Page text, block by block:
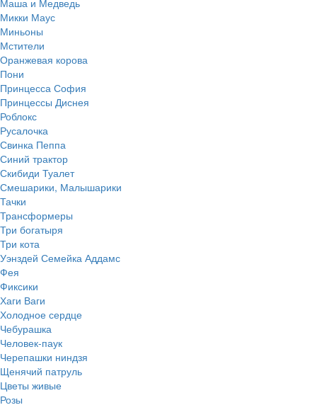
Микки Маус
Миньоны
Мстители
Оранжевая корова
Пони
Принцесса София
Принцессы Диснея
Роблокс
Русалочка
Свинка Пеппа
Синий трактор
Скибиди Туалет
Смешарики, Малышарики
Тачки
Трансформеры
Три богатыря
Три кота
Уэнздей Семейка Аддамс
Фея
Фиксики
Хаги Ваги
Холодное сердце
Чебурашка
Человек-паук
Черепашки ниндзя
Щенячий патруль
Цветы живые
Розы